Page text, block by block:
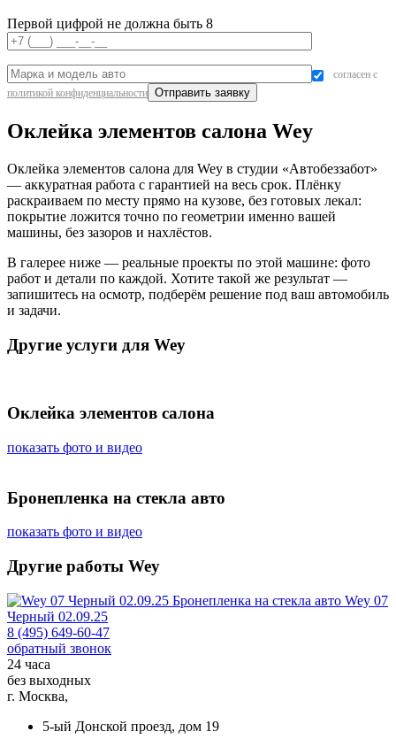
Первой цифрой не должна быть 8
согласен с
политикой конфиденциальности
Оклейка элементов салона Wey
Оклейка элементов салона для Wey в студии «Автобеззабот»
— аккуратная работа с гарантией на весь срок. Плёнку
раскраиваем по месту прямо на кузове, без готовых лекал:
покрытие ложится точно по геометрии именно вашей
машины, без зазоров и нахлёстов.
В галерее ниже — реальные проекты по этой машине: фото
работ и детали по каждой. Хотите такой же результат —
запишитесь на осмотр, подберём решение под ваш автомобиль
и задачи.
Другие услуги для Wey
Оклейка элементов салона
показать фото и видео
Бронепленка на стекла авто
показать фото и видео
Другие работы Wey
Бронепленка на стекла авто Wey 07
Черный 02.09.25
8 (495) 649-60-47
обратный звонок
24 часа
без выходных
г. Москва,
5-ый Донской проезд, дом 19